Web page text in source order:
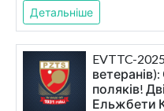
Детальніше
EVTTC-
поляків!
Ельжбети